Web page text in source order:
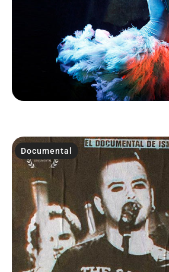
Documental